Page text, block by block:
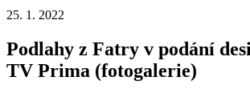
25. 1. 2022
Podlahy z Fatry v podání
TV Prima (fotogalerie)